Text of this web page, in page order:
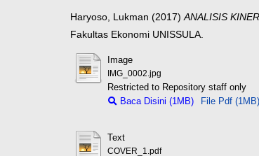
Haryoso, Lukman (2017)ANALISIS
Fakultas Ekonomi UNISSULA.
Image
IMG_0002.jpg
Restricted to Repository staff only
Baca Disini (1MB)
File Pdf (1MB)
Text
COVER_1.pdf